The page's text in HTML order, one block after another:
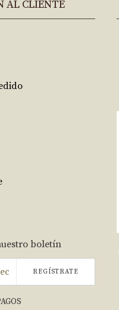
AL CLIENTE
boletín
REGÍSTRATE